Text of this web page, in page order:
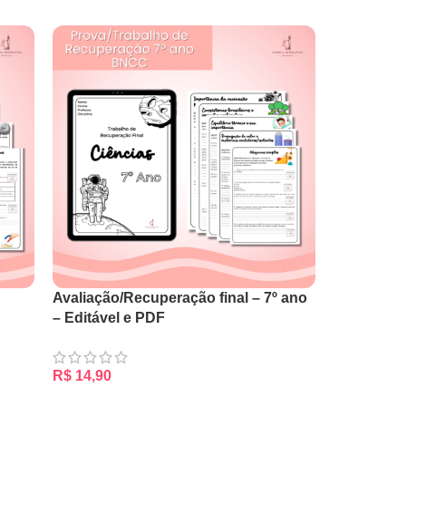
Avaliação/Recuperação final – 7º ano
– Editável e PDF
R$14,90